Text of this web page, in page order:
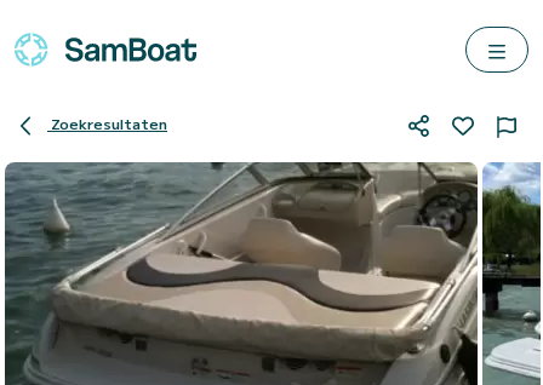
Zoekresultaten